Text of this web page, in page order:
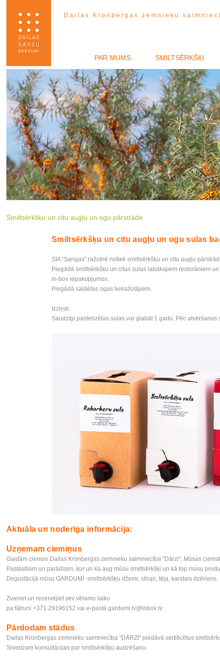
Dailas Kronbergas zemnieku
PAR MUMS SMILTSĒRKŠĶI
Smiltsērkšķu un citu augļu un ogu pārstrāde
Smiltsērkšķu un citu augļu un ogu sulas
SIA “Sangas” ražotnē notiek smiltsērkšķu un citu augļu
Piegādā smiltsērkšķu un citas sulas labākajiem restorāniem
in-box iepakopjumos.
Piegādā saldētas ogas lielražotājiem.
Izziņai.
Saudzīgi pasterizētas sulas var glabāt 1 gadu. Pēc
Aktuāla un noderīga informācija:
Uzņemam ciemiņus
Gaidām ciemos Dailas Kronbergas zemnieku saimniecība "Dārzi", Mūsas
Pastāstīsim un parādīsim, kur un kā aug mūsu smiltsērkšķi un kā top mūsu
Degustācijā mūsu GARDUMI -smiltsērkšķu džemi, sīrupi, tēja, karstais
Zvaniet un rezervējiet sev vēlamo laiku
pa tālruni +371 29196152 vai e-pastā gardumi.lv@inbox.lv
Pārdodam stādus
Dailas Kronbergas zemnieku saimniecība "DĀRZI" piedāvā sertificētus
Sniedzam konsultācijas par smiltsērkšķu audzēšanu.